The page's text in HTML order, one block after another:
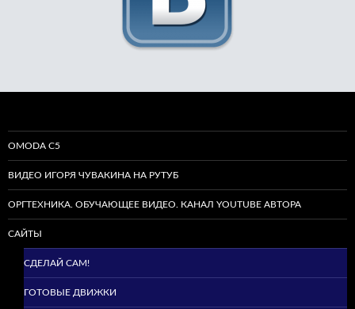
OMODA C5
ВИДЕО ИГОРЯ ЧУВАКИНА НА РУТУБ
ОРГТЕХНИКА. ОБУЧАЮЩЕЕ ВИДЕО. КАНАЛ YOUTUBE АВТОРА
САЙТЫ
СДЕЛАЙ САМ!
ГОТОВЫЕ ДВИЖКИ